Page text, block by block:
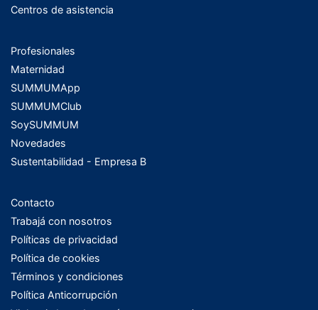
Centros de asistencia
Profesionales
Maternidad
SUMMUMApp
SUMMUMClub
SoySUMMUM
Novedades
Sustentabilidad - Empresa B
Contacto
Trabajá con nosotros
Políticas de privacidad
Política de cookies
Términos y condiciones
Política Anticorrupción